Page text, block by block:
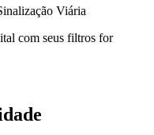
Viária
com seus filtros for